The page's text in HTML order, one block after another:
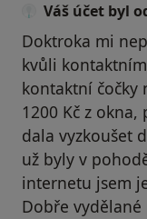
Váš účet byl
Doktroka mi
kvůli
kontaktní čočky
1200 Kč z
dala vyzkoušet
už byly v
internetu jsem
Dobře vydělané